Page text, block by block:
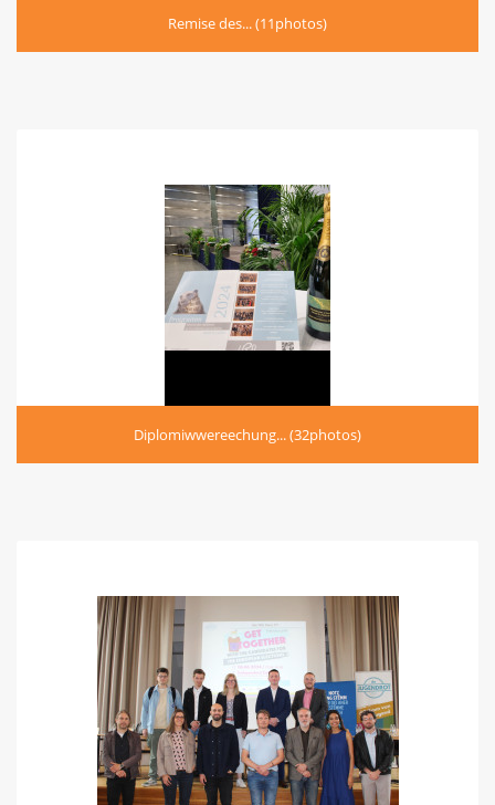
Remise des... (11photos)
Diplomiwwereechung... (32photos)